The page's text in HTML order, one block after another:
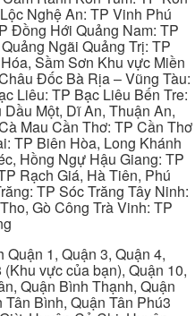
Nghệ An: TP Vinh Phú
Đồng Hới Quảng Nam: TP
Ngãi Quảng Trị: TP
Sầm Sơn Khu vực Miền
Đốc Bà Rịa – Vũng Tàu:
Liêu: TP Bạc Liêu Bến Tre:
Một, Dĩ An, Thuận An,
Mau Cần Thơ: TP Cần Thơ
TP Biên Hòa, Long Khánh
Hồng Ngự Hậu Giang: TP
Rạch Giá, Hà Tiên, Phú
TP Sóc Trăng Tây Ninh:
Gò Công Trà Vinh: TP
1, Quận 3, Quận 4,
vực của bạn), Quận 10,
Quận Bình Thạnh, Quận
Bình, Quận Tân Phú3